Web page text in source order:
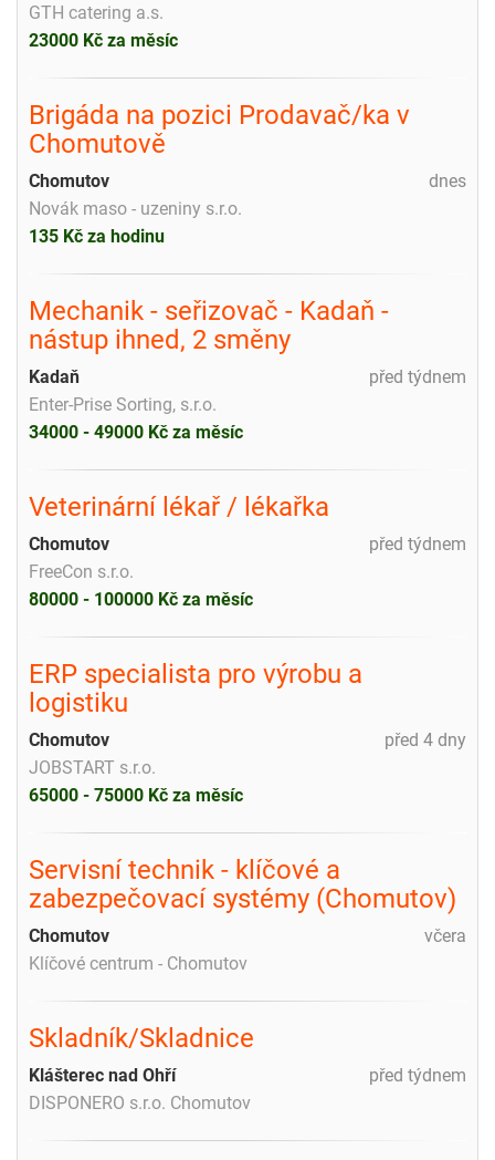
GTH catering a.s.
23000 Kč za měsíc
Brigáda na pozici Prodavač/ka v
Chomutově
dnes
Chomutov
Novák maso - uzeniny s.r.o.
135 Kč za hodinu
Mechanik - seřizovač - Kadaň -
nástup ihned, 2 směny
před týdnem
Kadaň
Enter-Prise Sorting, s.r.o.
34000 - 49000 Kč za měsíc
Veterinární lékař / lékařka
před týdnem
Chomutov
FreeCon s.r.o.
80000 - 100000 Kč za měsíc
ERP specialista pro výrobu a
logistiku
před 4 dny
Chomutov
JOBSTART s.r.o.
65000 - 75000 Kč za měsíc
Servisní technik - klíčové a
zabezpečovací systémy (Chomutov)
včera
Chomutov
Klíčové centrum - Chomutov
Skladník/Skladnice
před týdnem
Klášterec nad Ohří
DISPONERO s.r.o. Chomutov